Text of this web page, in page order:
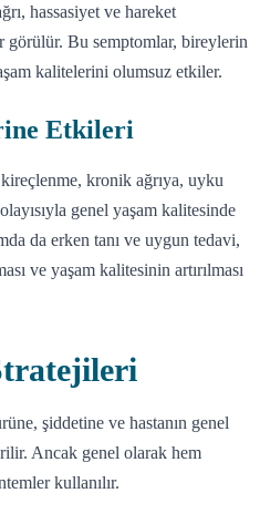
hassasiyet ve hareket
görülür. Bu semptomlar, bireylerin
kalitelerini olumsuz etkiler.
Etkileri
kronik ağrıya, uyku
genel yaşam kalitesinde
da erken tanı ve uygun tedavi,
ve yaşam kalitesinin artırılması
şiddetine ve hastanın genel
Ancak genel olarak hem
kullanılır.